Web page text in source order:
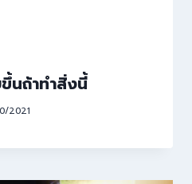
นถ้าทำสิ่งนี้
2021